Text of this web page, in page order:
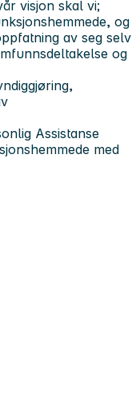
visjon skal vi;
og
av seg selv
og
Assistanse
med